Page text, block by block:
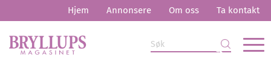
Hjem Annonsere Om oss Ta kontakt